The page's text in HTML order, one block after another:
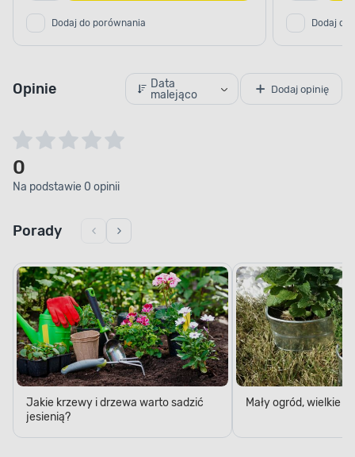
Dodaj do porównania Dodaj do
Opinie
Data
malejąco
Dodaj opinię
0
Na podstawie 0 opinii
Porady
Jakie krzewy i drzewa warto sadzić
jesienią?
Mały ogród, wielkie